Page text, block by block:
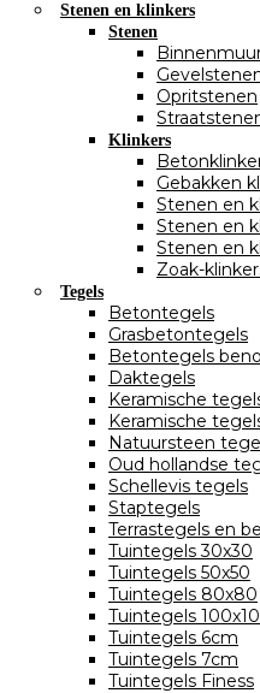
Stenen en klinkers
Stenen
Opritstenen
Klinkers
Gebakken
Stenen en
Stenen en
Stenen en
Zoak-
Tegels
Betontegels
Grasbetontegels
Betontegels
Daktegels
Keramische
Keramische
Natuursteen
Oud hollandse
Schellevis tegels
Staptegels
Terrastegels en
Tuintegels 30x30
Tuintegels 50x50
Tuintegels 80x80
Tuintegels
Tuintegels 6cm
Tuintegels 7cm
Tuintegels Finess